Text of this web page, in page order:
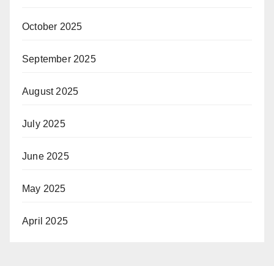
October 2025
September 2025
August 2025
July 2025
June 2025
May 2025
April 2025